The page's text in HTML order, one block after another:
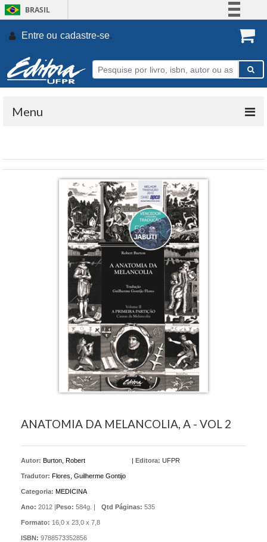
BRASIL
Participe
Entre ou cadastre-se.
Menu
ANATOMIA DA MELANCOLIA, A - VOL 2
Autor: Burton, Robert
Tradutor: Flores, Guilherme Gontijo
| Editora: UFPR
Categoria: MEDICINA
Ano: 2012 |Peso: 584g. | Qtd Páginas: 535
Formato: 16,0 x 23,0 x 7,8
ISBN: 9788573352856